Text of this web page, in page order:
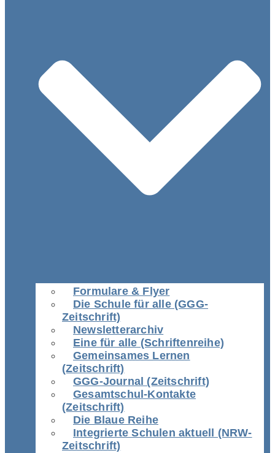
Formulare & Flyer
Die Schule für alle (GGG-
Zeitschrift)
Newsletterarchiv
Eine für alle (Schriftenreihe)
Gemeinsames Lernen
(Zeitschrift)
GGG-Journal (Zeitschrift)
Gesamtschul-Kontakte
(Zeitschrift)
Die Blaue Reihe
Integrierte Schulen aktuell (NRW-
Zeitschrift)